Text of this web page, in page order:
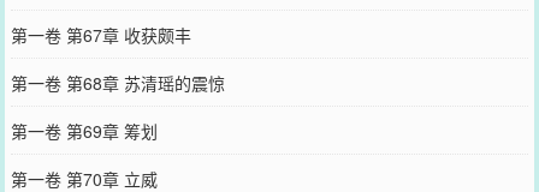
第一卷 第67章 收获颇丰
第一卷 第68章 苏清瑶的震惊
第一卷 第69章 筹划
第一卷 第70章 立威